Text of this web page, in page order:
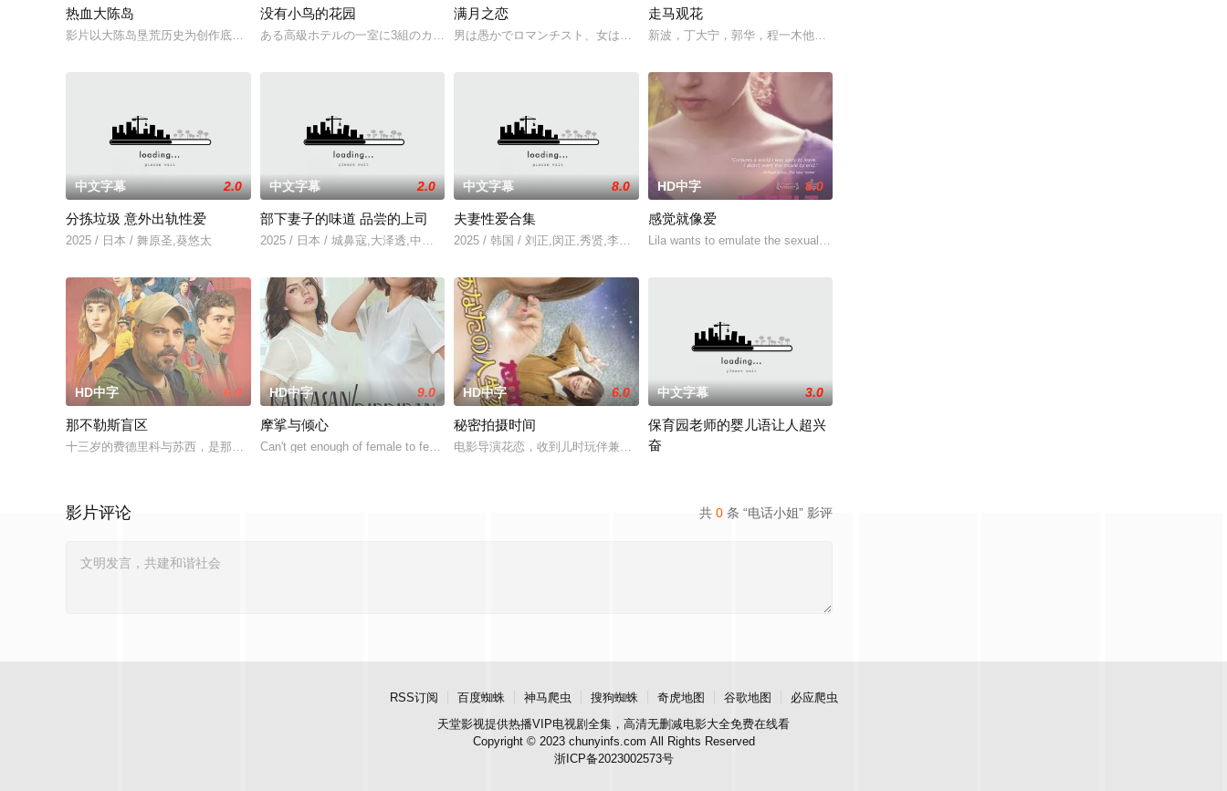
热血大陈岛
影片以大陈岛垦荒历史为创作底色，在尊重历史真实性的前提下，以年轻化、科技化的光影语言活化红色记忆，生动诠释了“艰苦创业、奋发图强、无私奉献、开拓创新”的大
没有小鸟的花园
ある高級ホテルの一室に3組のカップルが集まった。そこで彼らはドラッグ・パーティを開き、残酷な話で盛り上がっていく。だが、ドラッグの影響で次第に現実と幻覚の
满月之恋
男は愚かでロマンチスト、女はしたたかで逞しく。大学生のカップル、ユミとマコト。22歳、バンド活動中に出会った2人だが、マコトはミュー
走马观花
新波，丁大宁，郭华，程一木他们毕业于同一所大学。他们和很多年轻人一样，自以为是，敏感错弱，没有被
中文字幕 2.0
分拣垃圾 意外出轨性爱
2025 / 日本 / 舞原圣,葵悠太
中文字幕 2.0
部下妻子的味道 品尝的上司
2025 / 日本 / 城鼻寇,大泽透,中山健二
中文字幕 8.0
夫妻性爱合集
2025 / 韩国 / 刘正,闵正,秀贤,李恩美,韩石峰,闵道允,尚斗,尹江善
HD中字 8.0
感觉就像爱
Lila wants to emulate the sexual exploits of her more experienced best friend
HD中字 6.0
那不勒斯盲区
十三岁的费德里科与苏西，是那不勒斯两大死敌大佬的后代。突然间生活变成了一场绝望的狂飙，彻底脱离掌控并彻底改变了命运。但在这里他们也将迎来一个盲区，那是能将
HD中字 9.0
摩挲与倾心
Can't get enough of female to female action in "Kiss/Kiss"? Here's
HD中字 6.0
秘密拍摄时间
电影导演花恋，收到儿时玩伴兼名导须藤的墨西哥拍片邀约。她惊喜之余却感到不安，态度犹豫。这让曾被花恋鼓励要活得自由的挚友绫，对她的
中文字幕 3.0
保育园老师的婴儿语让人超兴
奋
共 0 条 “电话小姐” 影评
影片评论
RSS订阅 百度蜘蛛 神马爬虫 搜狗蜘蛛 奇虎地图 谷歌地图
必应爬虫
天堂影视提供热播VIP电视剧全集，高清无删减电影大全免费在线看
Copyright © 2023 chunyinfs.com All Rights Reserved
浙ICP备2023002573号